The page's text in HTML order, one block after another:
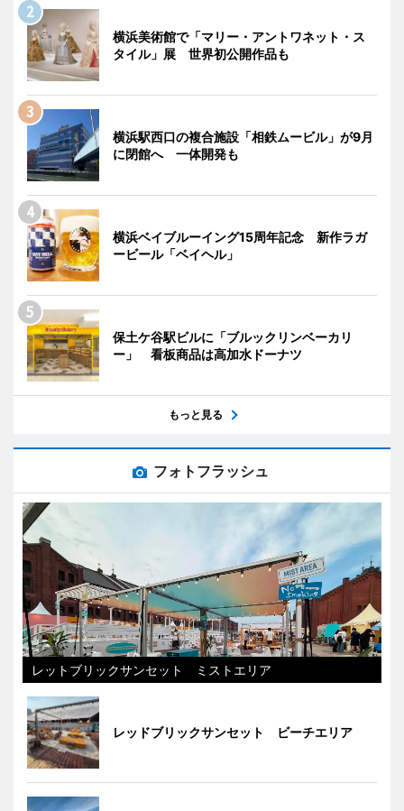
横浜美術館で「マリー・アントワネット・ス
タイル」展 世界初公開作品も
横浜駅西口の複合施設「相鉄ムービル」が9月
に閉館へ 一体開発も
横浜ベイブルーイング15周年記念 新作ラガ
ービール「ベイヘル」
保土ケ谷駅ビルに「ブルックリンベーカリ
ー」 看板商品は高加水ドーナツ
もっと見る
フォトフラッシュ
レットブリックサンセット ミストエリア
レッドブリックサンセット ビーチエリア